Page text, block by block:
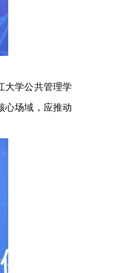
大学公共管理学
心场域，应推动